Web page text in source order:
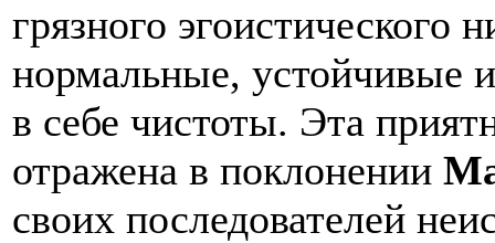
грязного
нормальные, устойчивые
в себе чистоты. Эта
отражена в поклонении
своих последователей